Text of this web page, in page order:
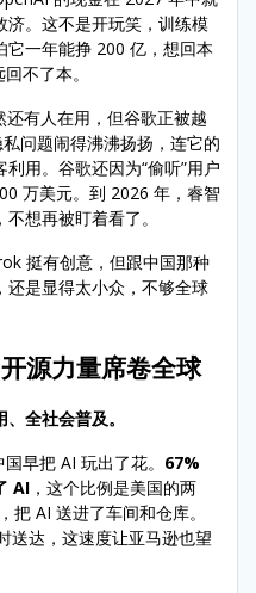
济。这不是开玩笑，训练模
一年能挣 200 亿，想回本
不了本。
还有人在用，但谷歌正被越
问题闹得沸沸扬扬，连它的
用。谷歌还因为“偷听”用户
万美元。到 2026 年，睿智
想再被盯着看了。
挺有创意，但跟中国那种
还是显得太小众，不够全球
源力量席卷全球
全社会普及。
早把 AI 玩出了花。 67%
AI ，这个比例是美国的两
把 AI 送进了车间和仓库。
送达，这速度让亚马逊也望